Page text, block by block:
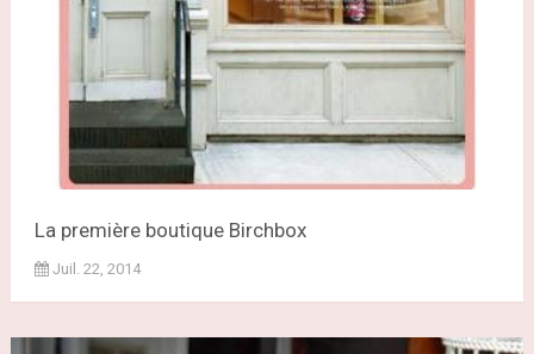
La première boutique Birchbox
Juil. 22, 2014